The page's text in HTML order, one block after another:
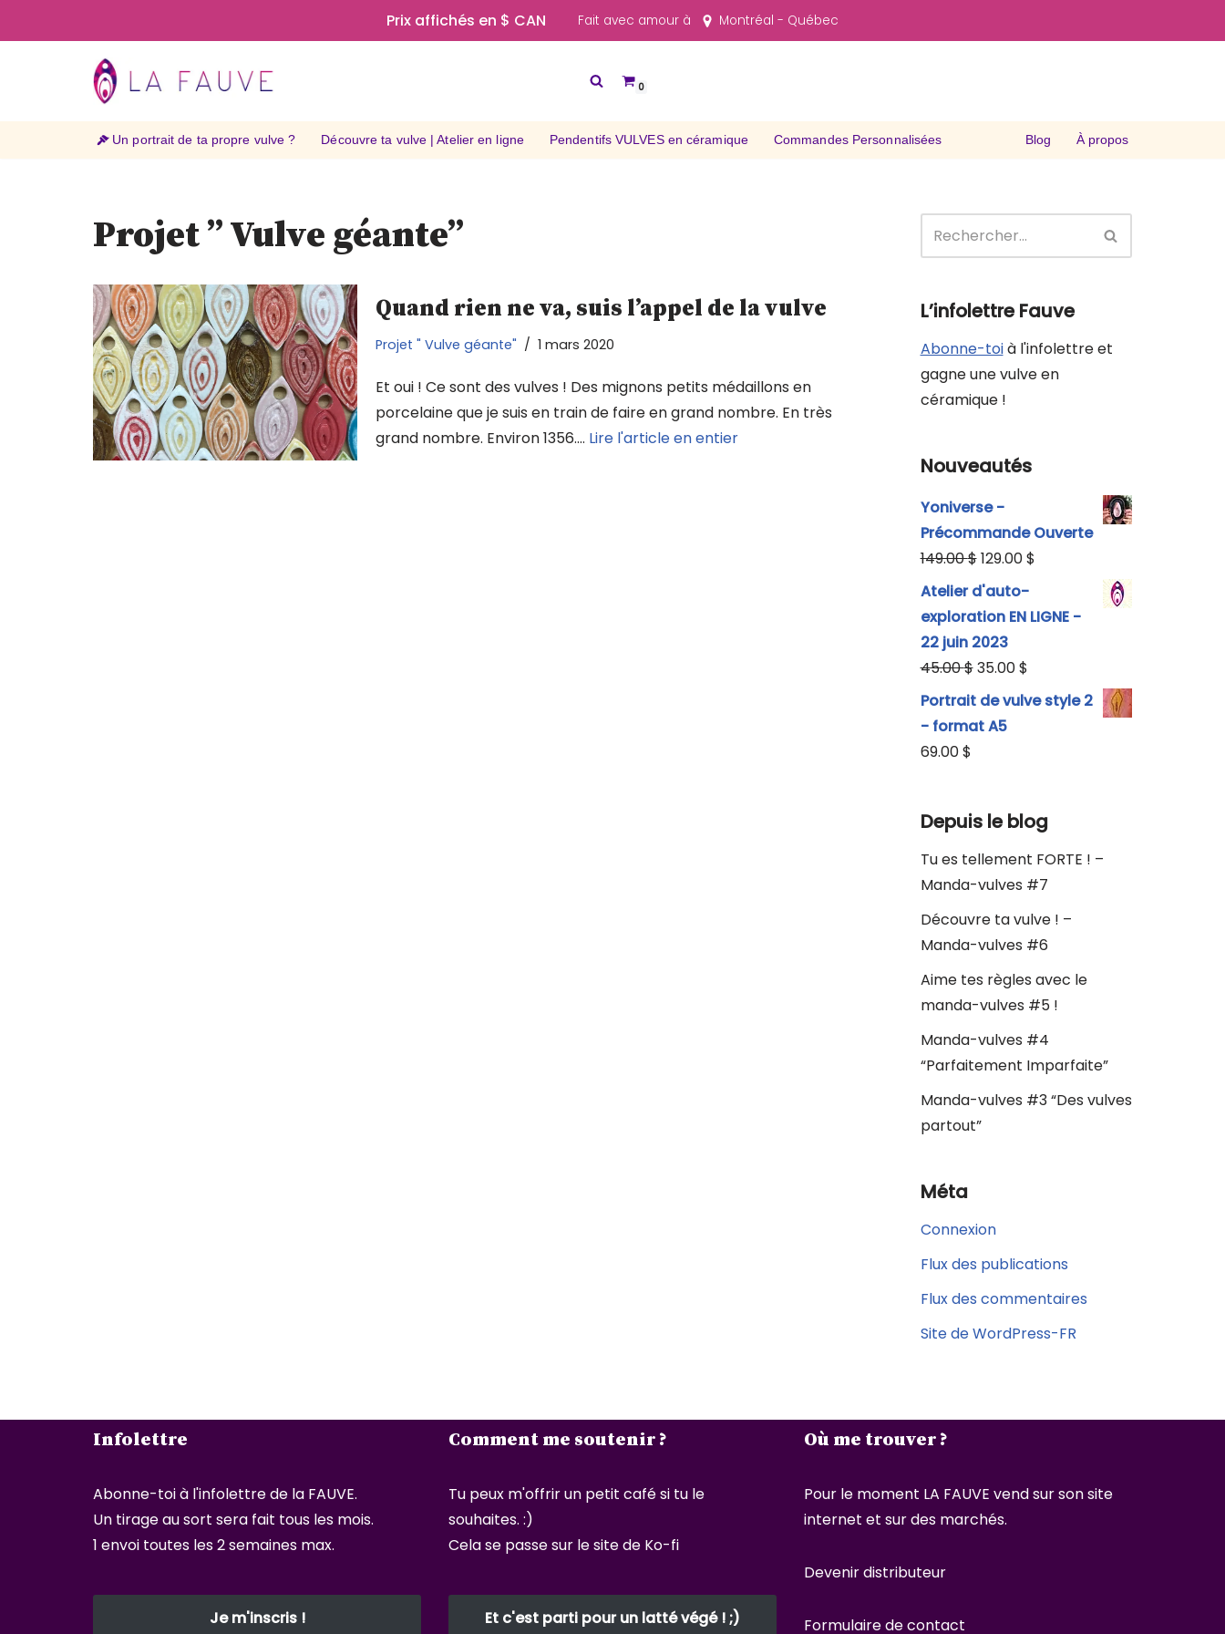
Prix affichés en $ CAN Fait avec amour à Montréal - Québec
0
Un portrait de ta propre vulve ? Découvre ta vulve | Atelier en ligne Pendentifs VULVES en céramique Commandes Personnalisées Blog À propos
Projet ” Vulve géante”
Quand rien ne va, suis l’appel de la vulve
Projet " Vulve géante" 1 mars 2020
Et oui ! Ce sont des vulves ! Des mignons petits médaillons en
porcelaine que je suis en train de faire en grand nombre. En très
grand nombre. Environ 1356.… Lire l'article en entier
L’infolettre Fauve
Abonne-toià l'infolettre et
gagne une vulve en
céramique !
Nouveautés
Yoniverse -
Précommande Ouverte
149.00$129.00$
Atelier d'auto-
exploration EN LIGNE -
22 juin 2023
45.00$35.00$
Portrait de vulve style 2
- format A5
69.00$
Depuis le blog
Tu es tellement FORTE ! –
Manda-vulves #7
Découvre ta vulve ! –
Manda-vulves #6
Aime tes règles avec le
manda-vulves #5 !
Manda-vulves #4
“Parfaitement Imparfaite”
Manda-vulves #3 “Des vulves
partout”
Méta
Connexion
Flux des publications
Flux des commentaires
Site de WordPress-FR
Infolettre
Abonne-toi à l'infolettre de la FAUVE.
Un tirage au sort sera fait tous les mois.
1 envoi toutes les 2 semaines max.
Je m'inscris !
Comment me soutenir ?
Tu peux m'offrir un petit café si tu le
souhaites. :)
Cela se passe sur le site de Ko-fi
Et c'est parti pour un latté végé ! ;)
Où me trouver ?
Pour le moment LA FAUVE vend sur son site
internet et sur des marchés.
Devenir distributeur
Formulaire de contact